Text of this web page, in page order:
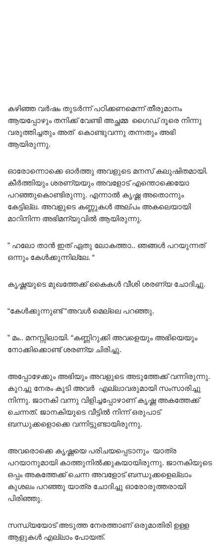
കഴിഞ്ഞ വർഷം തുടർന്ന് പഠിക്കണമെന്ന് തീരുമാനം
ആയപ്പോഴും തനിക്ക് വേണ്ടി അച്ഛമ്മ ഗൈഡ് ദൂരെ നിന്നു
വരുത്തിച്ചതും അത് കൊണ്ടുവന്നു തന്നതും അഭി
ആയിരുന്നു.
ഓരോന്നൊക്കെ ഓർത്തു അവളുടെ മനസ് കലുഷിതമായി.
കീർത്തിയും ശരണ്യയും അവളോട് എന്തൊക്കെയോ
പറഞ്ഞുകൊണ്ടിരുന്നു. എന്നാൽ കൃഷ്ണ അതൊന്നും
കേട്ടില്ല. അവളുടെ കണ്ണുകൾ അല്പം അകലെയായി
മാറിനിന്ന അഭിമന്യുവിൽ ആയിരുന്നു.
” ഹലോ താൻ ഇത് ഏതു ലോകത്താ.. ഞങ്ങൾ പറയുന്നത്
ഒന്നും കേൾക്കുന്നില്ലേ. “
കൃഷ്ണയുടെ മുഖത്തേക്ക് കൈകൾ വീശി ശരണ്യ ചോദിച്ചു.
“കേൾക്കുന്നുണ്ട് “അവൾ മെല്ലെ പറഞ്ഞു.
” മം.. മനസ്സിലായി. “കണ്ണിറുക്കി അവളെയും അഭിയെയും
നോക്കിക്കൊണ്ട് ശരണ്യ ചിരിച്ചു.
അപ്പോഴേക്കും അഭിയും അവളുടെ അടുത്തേക്ക് വന്നിരുന്നു.
കുറച്ചു നേരം കൂടി അവർ എല്ലാവരുമായി സംസാരിച്ചു
നിന്നു. ജാനകി വന്നു വിളിച്ചപ്പോഴാണ് കൃഷ്ണ അകത്തേക്ക്
ചെന്നത്. ജാനകിയുടെ വീട്ടിൽ നിന്ന് ഒരുപാട്
ബന്ധുക്കളൊക്കെ വന്നിട്ടുണ്ടായിരുന്നു.
അവരൊക്കെ കൃഷ്ണയെ പരിചയപ്പെടാനും യാത്ര
പറയാനുമായി കാത്തുനിൽക്കുകയായിരുന്നു. ജാനകിയുടെ
ഒപ്പം അകത്തേക്ക് ചെന്ന അവളോട് ബന്ധുക്കളെല്ലാം
കുശലം പറഞ്ഞു യാത്ര ചോദിച്ചു ഓരോരുത്തരായി
പിരിഞ്ഞു.
സന്ധ്യയോട് അടുത്ത നേരത്താണ് ഒരുമാതിരി ഉള്ള
ആളുകൾ എല്ലാം പോയത്.